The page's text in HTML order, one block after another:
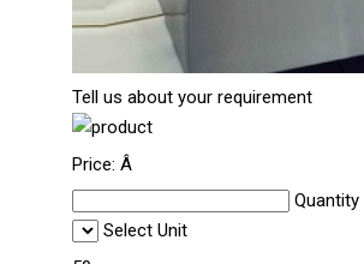
Tell us about your requirement
Price: Â
Quantity
Select Unit